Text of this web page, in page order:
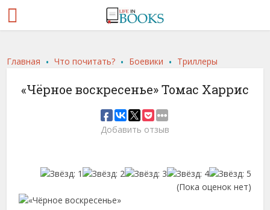
Главная .Что почитать? . Боевики . Триллеры
«Чёрное воскресенье» Томас Харрис
Добавить отзыв
(Пока оценок нет)